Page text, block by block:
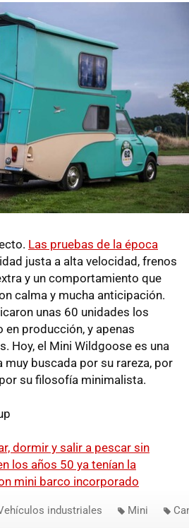
Las pruebas de la época
justa a alta velocidad, frenos
y un comportamiento que
calma y mucha anticipación.
unas 60 unidades los
en producción, y apenas
Hoy, el Mini Wildgoose es una
buscada por su rareza, por
su filosofía minimalista.
dormir y salir a pescar sin
los años 50 ya tenían la
mini barco incorporado
industriales Mini